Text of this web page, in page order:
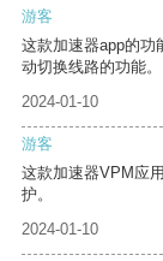
游客
这款加速器app的功
动切换线路的功能。
2024-01-10
游客
这款加速器VPM应
护。
2024-01-10